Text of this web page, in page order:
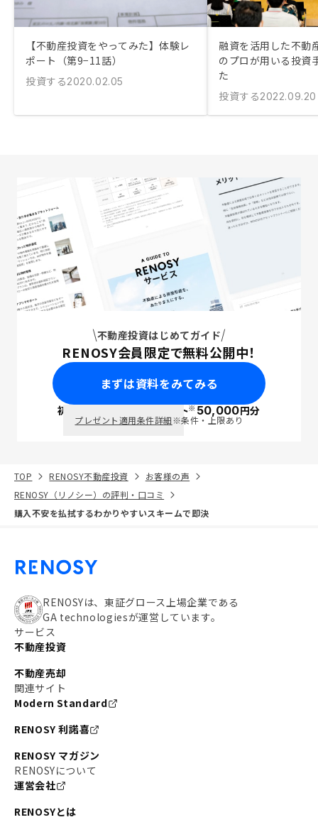
【不動産投資をやってみた】体験レ
ポート（第9−11話）
投資する2020.02.05
融資を活用した不動
のプロが用いる投資
た
投資する2022.09.20
不動産投資はじめてガイド
RENOSY会員限定で無料公開中！
まずは資料をみてみる
初回面談で ポイント※50,000円分
プレゼント適用条件詳細※条件・上限あり
TOP RENOSY不動産投資
お客様の声
RENOSY（リノシー）の評判・口コミ
購入不安を払拭するわかりやすいスキームで即決
RENOSYは、東証グロース上場企業である
GA technologiesが運営しています。
サービス
不動産投資
不動産売却
関連サイト
Modern Standard
RENOSY 利諾喜
RENOSY マガジン
RENOSYについて
運営会社
RENOSYとは